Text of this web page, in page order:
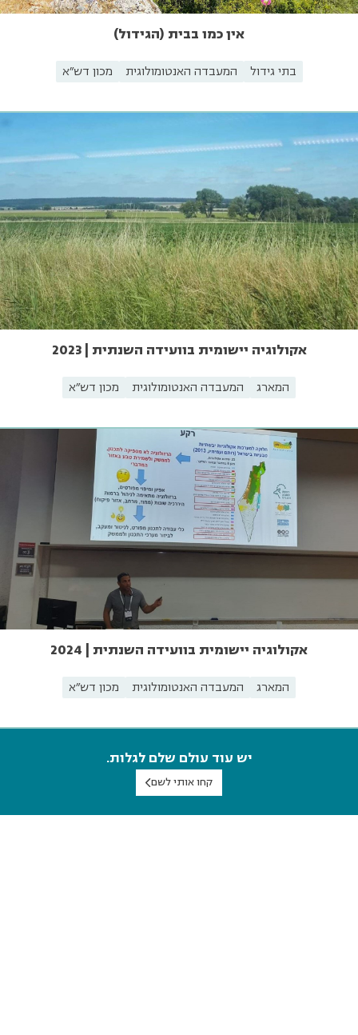
אין כמו בבית (הגידול)
בתי גידול המעבדה האנטומולוגית מכון דש"א
אקולוגיה יישומית בוועידה השנתית | 2023
המארג המעבדה האנטומולוגית מכון דש"א
אקולוגיה יישומית בוועידה השנתית | 2024
המארג המעבדה האנטומולוגית מכון דש"א
יש עוד עולם שלם לגלות.
קחו אותי לשם